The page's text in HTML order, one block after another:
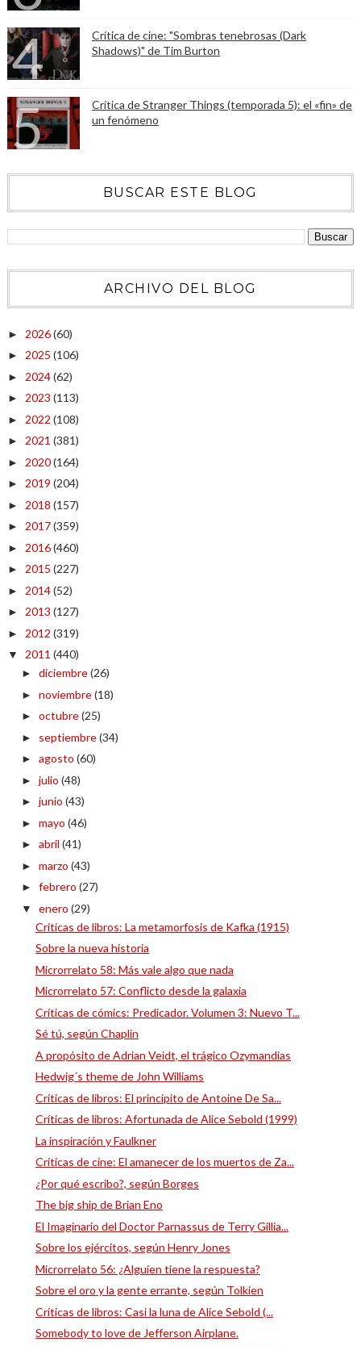
Crítica de cine: "Sombras tenebrosas (Dark
Shadows)" de Tim Burton
Crítica de Stranger Things (temporada 5): el «fin» de
un fenómeno
BUSCAR ESTE BLOG
ARCHIVO DEL BLOG
► 2026(60)
► 2025 (106)
► 2024(62)
► 2023 (113)
► 2022 (108)
► 2021 (381)
► 2020(164)
► 2019 (204)
► 2018 (157)
► 2017(359)
► 2016(460)
► 2015 (227)
► 2014(52)
► 2013 (127)
► 2012 (319)
▼ 2011 (440)
► diciembre(26)
► noviembre(18)
► octubre(25)
► septiembre(34)
► agosto (60)
► julio (48)
► junio (43)
► mayo (46)
► abril (41)
► marzo (43)
► febrero (27)
▼ enero (29)
Críticas de libros: La metamorfosis de Kafka (1915)
Sobre la nueva historia
Microrrelato 58: Más vale algo que nada
Microrrelato 57: Conflicto desde la galaxia
Críticas de cómics: Predicador. Volumen 3: Nuevo T...
Sé tú, según Chaplin
A propósito de Adrian Veidt, el trágico Ozymandias
Hedwig´s theme de John Williams
Críticas de libros: El principito de Antoine De Sa...
Críticas de libros: Afortunada de Alice Sebold (1999)
La inspiración y Faulkner
Críticas de cine: El amanecer de los muertos de Za...
¿Por qué escribo?, según Borges
The big ship de Brian Eno
El Imaginario del Doctor Parnassus de Terry Gillia...
Sobre los ejércitos, según Henry Jones
Microrrelato 56: ¿Alguien tiene la respuesta?
Sobre el oro y la gente errante, según Tolkien
Críticas de libros: Casi la luna de Alice Sebold (...
Somebody to love de Jefferson Airplane.